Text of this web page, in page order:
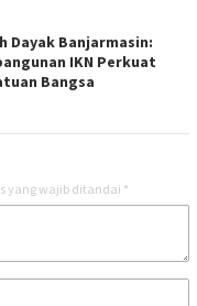
Dayak Banjarmasin:
IKN Perkuat
Bangsa
yang wajib ditandai *